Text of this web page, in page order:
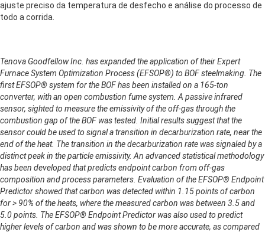
ajuste preciso da temperatura de desfecho e análise do processo de
todo a corrida.
Tenova Goodfellow Inc. has expanded the application of their Expert
Furnace System Optimization Process (EFSOP®) to BOF steelmaking. The
first EFSOP® system for the BOF has been installed on a 165-ton
converter, with an open combustion fume system. A passive infrared
sensor, sighted to measure the emissivity of the off-gas through the
combustion gap of the BOF was tested. Initial results suggest that the
sensor could be used to signal a transition in decarburization rate, near the
end of the heat. The transition in the decarburization rate was signaled by a
distinct peak in the particle emissivity. An advanced statistical methodology
has been developed that predicts endpoint carbon from off-gas
composition and process parameters. Evaluation of the EFSOP® Endpoint
Predictor showed that carbon was detected within 1.15 points of carbon
for > 90% of the heats, where the measured carbon was between 3.5 and
5.0 points. The EFSOP® Endpoint Predictor was also used to predict
higher levels of carbon and was shown to be more accurate, as compared